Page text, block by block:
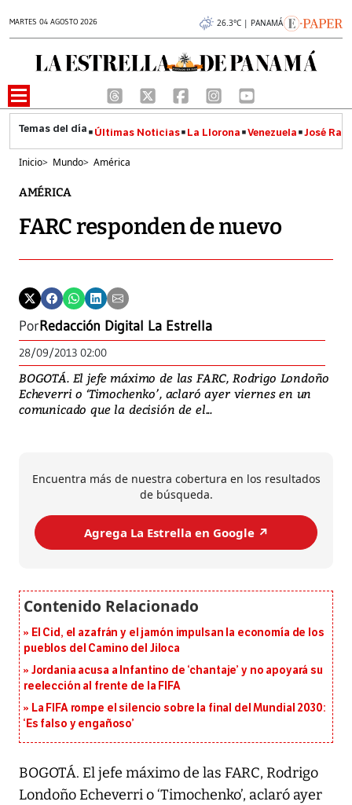
MARTES 04 AGOSTO 2026 26.3°C | PANAMÁ
Últimas Noticias La Llorona Venezuela José
Inicio> Mundo> América
AMÉRICA
FARC responden de nuevo
PorRedacción Digital La Estrella
28/09/2013 02:00
BOGOTÁ. El jefe máximo de las FARC, Rodrigo Londoño
Echeverri o ‘Timochenko’, aclaró ayer viernes en un
comunicado que la decisión de el...
Encuentra más de nuestra cobertura en los resultados
de búsqueda.
Agrega La Estrella en Google ↗️
El Cid, el azafrán y el jamón impulsan la economía de los
pueblos del Camino del Jiloca
Jordania acusa a Infantino de ‘chantaje’ y no apoyará su
reelección al frente de la FIFA
La FIFA rompe el silencio sobre la final del Mundial 2030:
‘Es falso y engañoso’
BOGOTÁ. El jefe máximo de las FARC, Rodrigo
Londoño Echeverri o ‘Timochenko’, aclaró ayer